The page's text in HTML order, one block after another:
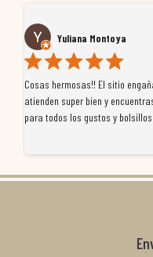
Yuliana Montoya
Cosas hermosas!! El sitio
atienden super bien y
para todos los gustos y bolsillos